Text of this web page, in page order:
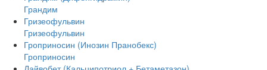
Грандим
Гризеофульвин
Гризеофульвин
Гроприносин (Инозин Пранобекс)
Гроприносин